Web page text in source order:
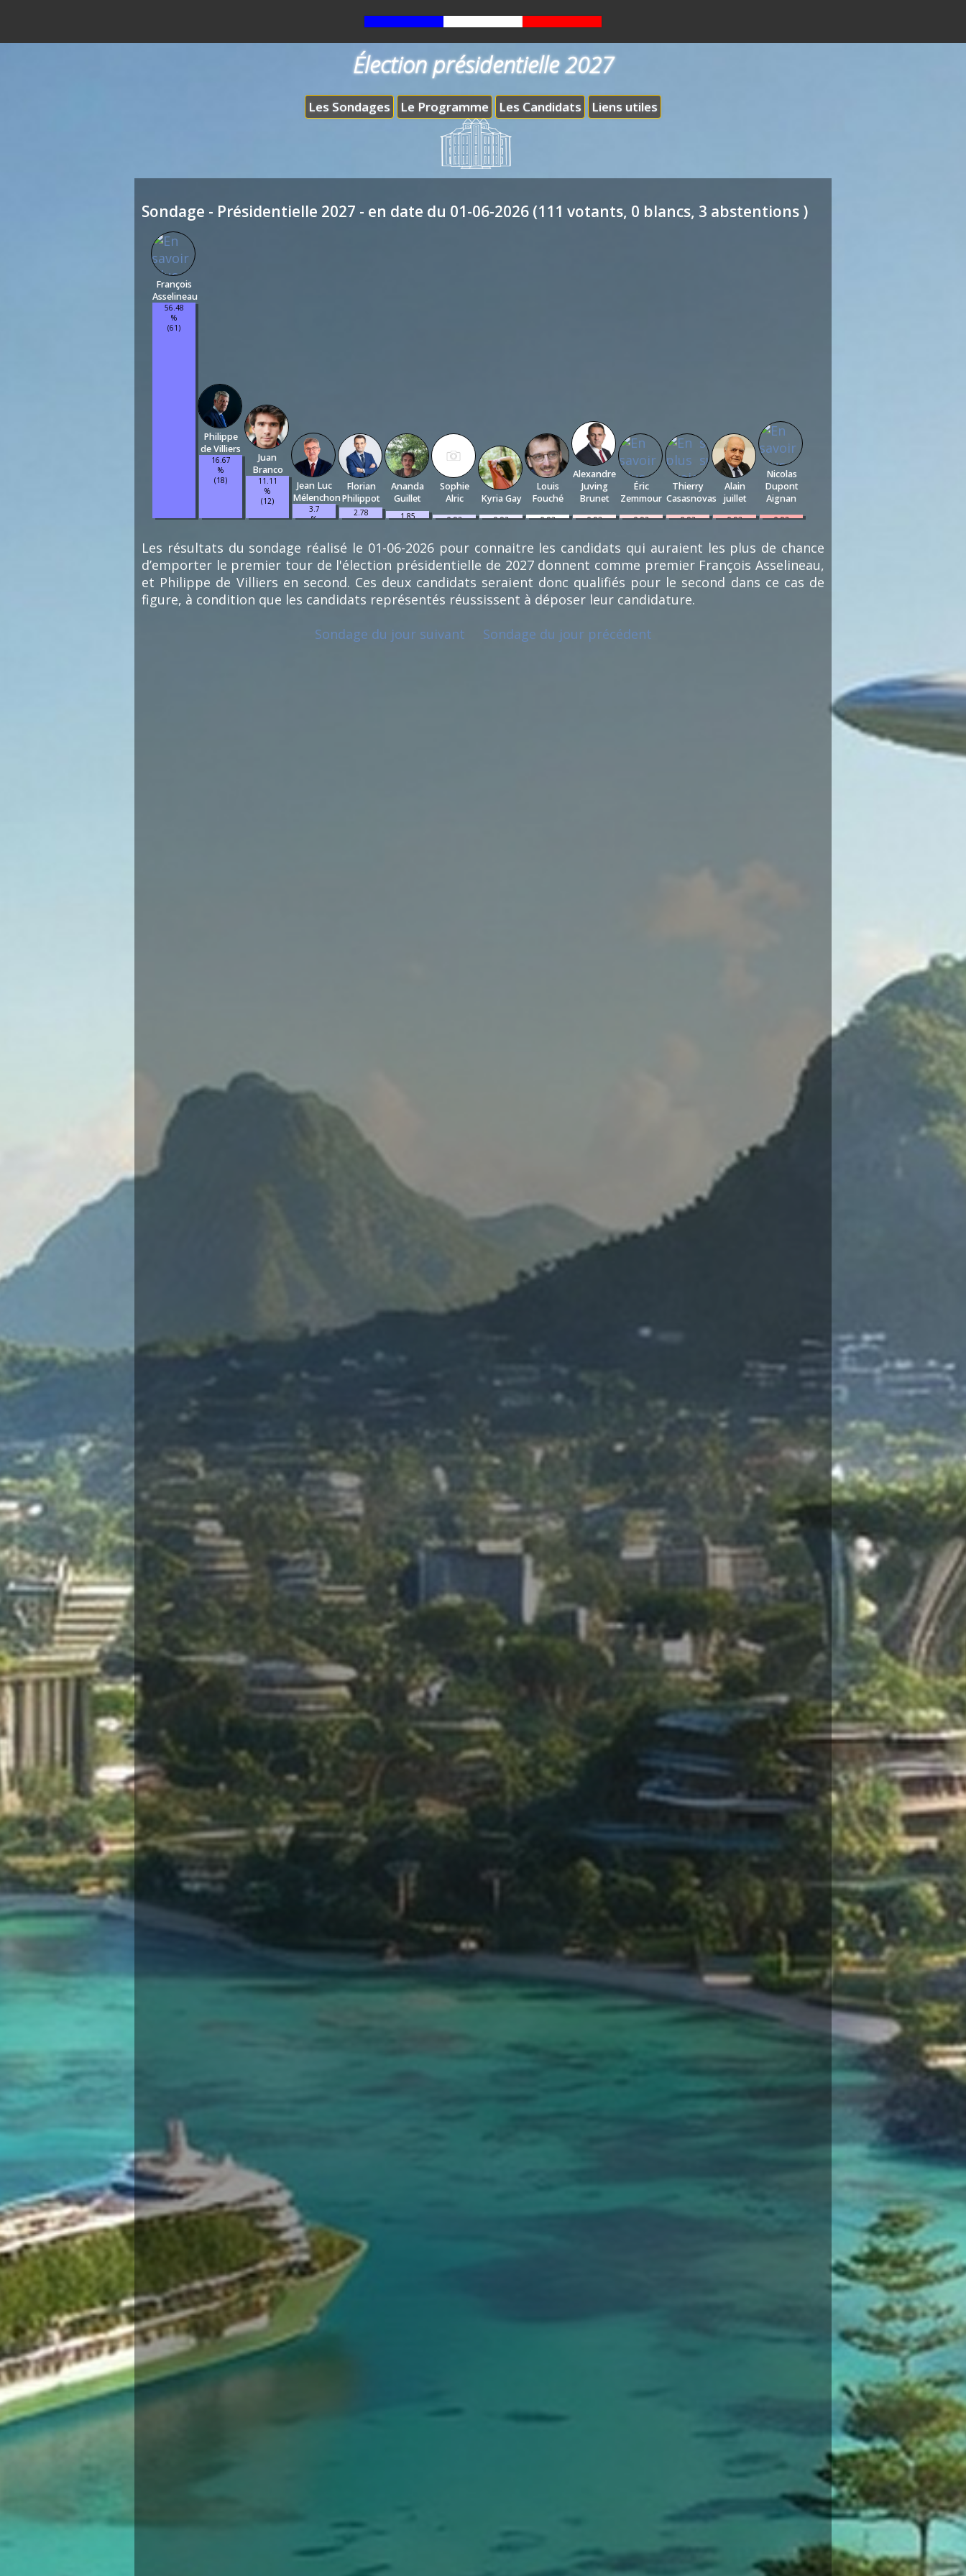
Les Sondages Le Programme Les Candidats Liens utiles
Élection présidentielle 2027
Sondage - Présidentielle 2027 - en date du 01-06-2026 (111 votants, 0 blancs, 3 abstentions )
François
Asselineau
56.48
%
(61)
Philippe
de Villiers
16.67
%
(18)
Juan
Branco
11.11
%
(12)
Jean Luc
Mélenchon
3.7
%
Florian
Philippot
2.78
%
Ananda
Guillet
1.85
Sophie
Alric
0.93
Kyria Gay
0.93
Louis
Fouché
0.93
Alexandre
Juving
Brunet
0.93
Éric
Zemmour
0.93
Thierry
Casasnovas
0.93
Alain
juillet
0.93
Nicolas
Dupont
Aignan
0.93
Les résultats du sondage réalisé le 01-06-2026 pour connaitre les candidats qui auraient les plus de chance
d’emporter le premier tour de l'élection présidentielle de 2027 donnent comme premier François Asselineau,
et Philippe de Villiers en second. Ces deux candidats seraient donc qualifiés pour le second dans ce cas de
figure, à condition que les candidats représentés réussissent à déposer leur candidature.
Sondage du jour suivant
Sondage du jour précédent